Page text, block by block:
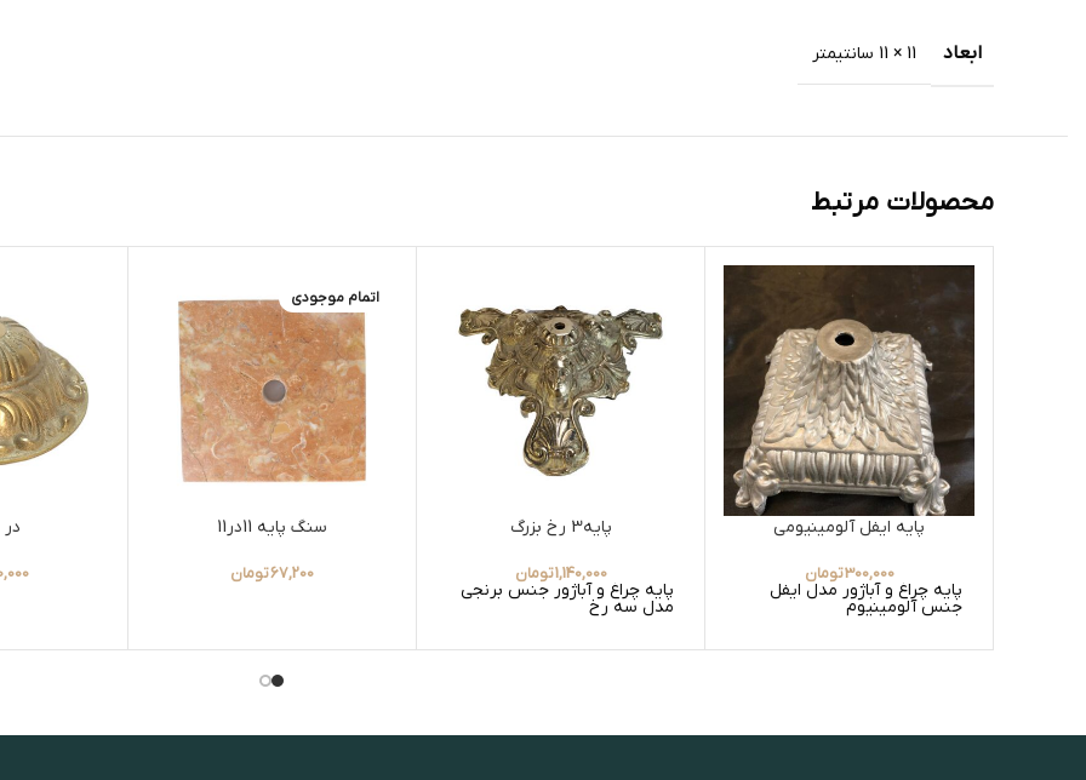
ابعاد 11 × 11 سانتیمتر
محصولات مرتبط
پایه ایفل آلومینیومی
300,000تومان
پایه چراغ و آباژور مدل ایفل
جنس آلومینیوم
پایه3 رخ بزرگ
1,140,000تومان
پایه چراغ و آباژور جنس برنجی
مدل سه رخ
اتمام موجودی
سنگ پایه 11در11
67,200تومان
در